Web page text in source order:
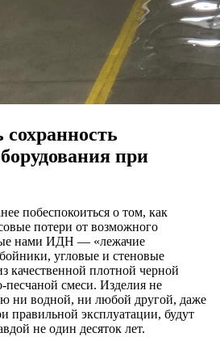
сохранность
при
побеспокоиться о том, как
потери от возможного
нами ИДН — «лежачие
угловые и стеновые
качественной плотной черной
смеси. Изделия не
ни водной, ни любой другой, даже
правильной эксплуатации, будут
не один десяток лет.